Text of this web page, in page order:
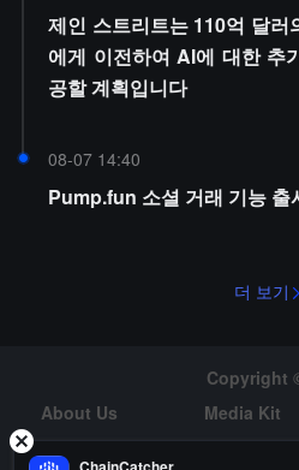
제인 스트리트는 110억 달
에게 이전하여 AI에 대한 추
공할 계획입니다
08-07 14:40
Pump.fun 소셜 거래 기능 출
더 보기
Copyright
About Us
Media Kit
Risk Warning
Hiring